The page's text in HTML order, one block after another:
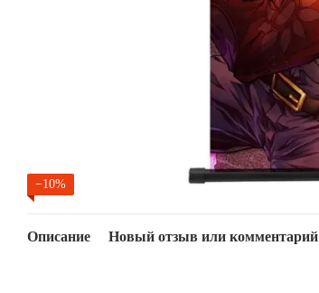
−10%
Описание Новый отзыв или комментарий